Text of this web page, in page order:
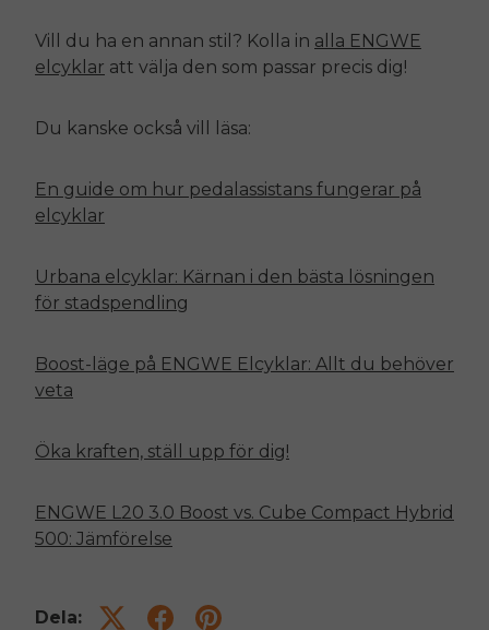
Vill du ha en annan stil? Kolla in alla ENGWE
elcyklar att välja den som passar precis dig!
Du kanske också vill läsa:
En guide om hur pedalassistans fungerar på
elcyklar
Urbana elcyklar: Kärnan i den bästa lösningen
för stadspendling
Boost-läge på ENGWE Elcyklar: Allt du behöver
veta
Öka kraften, ställ upp för dig!
ENGWE L20 3.0 Boost vs. Cube Compact Hybrid
500: Jämförelse
Dela: